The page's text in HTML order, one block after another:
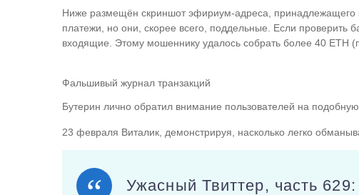
Ниже размещён скриншот эфириум-адреса,
платежи, но они, скорее всего, поддельные. Если проверить
входящие. Этому мошеннику удалось собрать более 40 ETH
Фальшивый журнал транзакций
Бутерин лично обратил внимание пользователей на
23 февраля Виталик, демонстрируя, насколько легко
Ужасный Твиттер, часть